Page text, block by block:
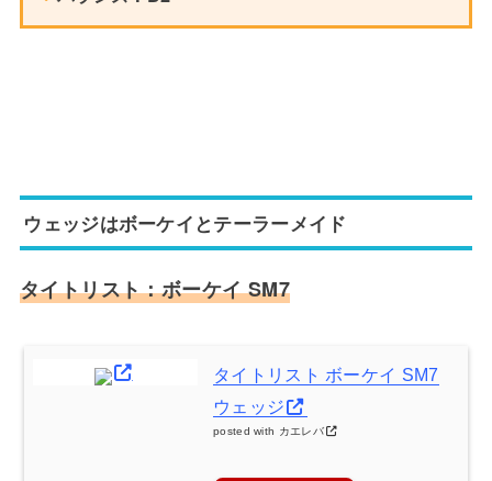
ウェッジはボーケイとテーラーメイド
タイトリスト：ボーケイ SM7
タイトリスト ボーケイ SM7
ウェッジ
posted with カエレバ